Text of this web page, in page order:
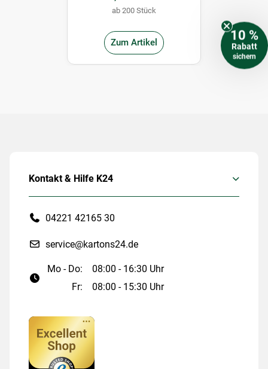
ab 200 Stück
Zum Artikel
Kontakt & Hilfe K24
04221 42165 30
service@kartons24.de
Mo - Do:
08:00 - 16:30 Uhr
Fr:
08:00 - 15:30 Uhr
10 %
Rabatt
sichern